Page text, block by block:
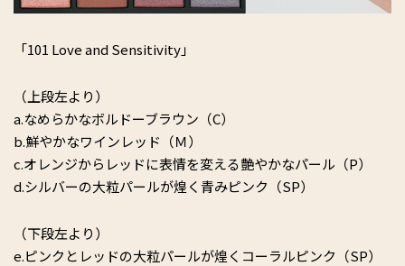
「101 Love and Sensitivity」
（上段左より）
a.なめらかなボルドーブラウン（C）
b.鮮やかなワインレッド（Ｍ）
c.オレンジからレッドに表情を変える艶やかなパール（P）
d.シルバーの大粒パールが煌く青みピンク（SP）
（下段左より）
e.ピンクとレッドの大粒パールが煌くコーラルピンク（SP）